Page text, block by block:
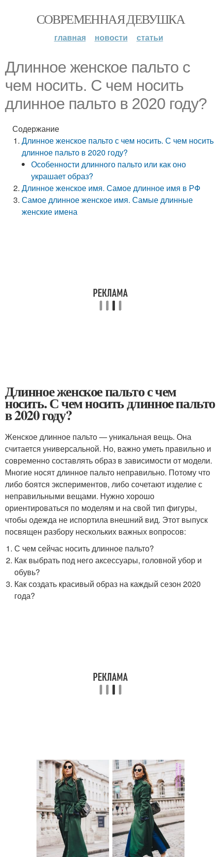
СОВРЕМЕННАЯ ДЕВУШКА
главная новости статьи
Длинное женское пальто с
чем носить. С чем носить
длинное пальто в 2020 году?
Содержание
Длинное женское пальто с чем носить. С чем носить
длинное пальто в 2020 году?
Особенности длинного пальто или как оно
украшает образ?
Длинное женское имя. Самое длинное имя в РФ
Самое длинное женское имя. Самые длинные
женские имена
Длинное женское пальто с чем
носить. С чем носить длинное пальто
в 2020 году?
Женское длинное пальто — уникальная вещь. Она
считается универсальной. Но, важно уметь правильно и
современно составлять образ в зависимости от модели.
Многие носят длинное пальто неправильно. Потому что
либо боятся экспериментов, либо сочетают изделие с
неправильными вещами. Нужно хорошо
ориентироваться по моделям и на свой тип фигуры,
чтобы одежда не испортила внешний вид. Этот выпуск
посвящен разбору нескольких важных вопросов:
С чем сейчас носить длинное пальто?
Как выбрать под него аксессуары, головной убор и
обувь?
Как создать красивый образ на каждый сезон 2020
года?